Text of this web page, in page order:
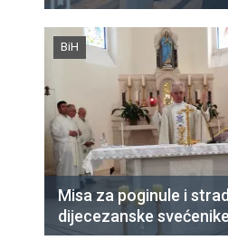
BiH
Misa za poginule i
dijecezanske